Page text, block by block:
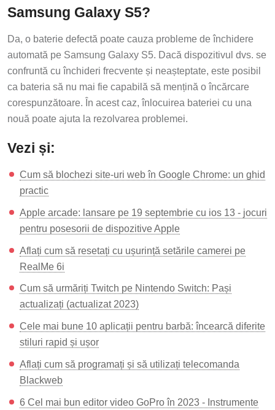
Samsung Galaxy S5?
Da, o baterie defectă poate cauza probleme de închidere
automată pe Samsung Galaxy S5. Dacă dispozitivul dvs. se
confruntă cu închideri frecvente și neașteptate, este posibil
ca bateria să nu mai fie capabilă să mențină o încărcare
corespunzătoare. În acest caz, înlocuirea bateriei cu una
nouă poate ajuta la rezolvarea problemei.
Vezi și:
Cum să blochezi site-uri web în Google Chrome: un ghid
practic
Apple arcade: lansare pe 19 septembrie cu ios 13 - jocuri
pentru posesorii de dispozitive Apple
Aflați cum să resetați cu ușurință setările camerei pe
RealMe 6i
Cum să urmăriți Twitch pe Nintendo Switch: Pași
actualizați (actualizat 2023)
Cele mai bune 10 aplicații pentru barbă: încearcă diferite
stiluri rapid și ușor
Aflați cum să programați și să utilizați telecomanda
Blackweb
6 Cel mai bun editor video GoPro în 2023 - Instrumente